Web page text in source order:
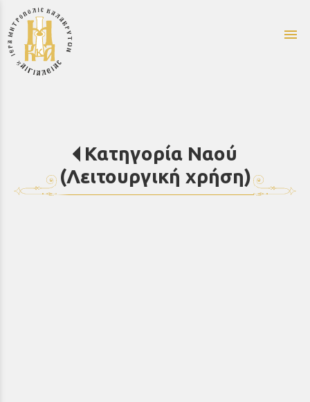
menu
Κατηγορία Ναού
(Λειτουργική χρήση)